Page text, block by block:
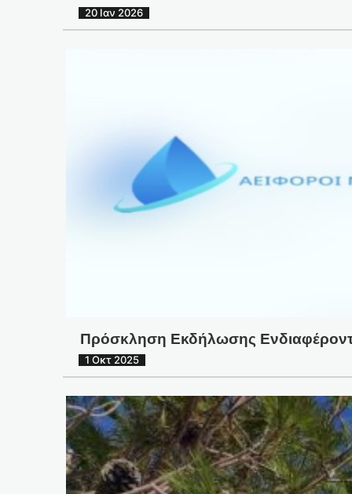
20 Ιαν 2026
Πρόσκληση Εκδήλωσης
1 Οκτ 2025